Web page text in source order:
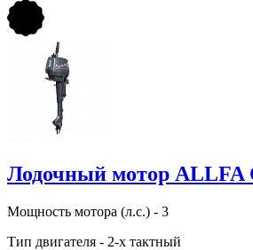
Лодочный мотор ALLFA
Мощность мотора (л.с.) - 3
Тип двигателя - 2-х тактный